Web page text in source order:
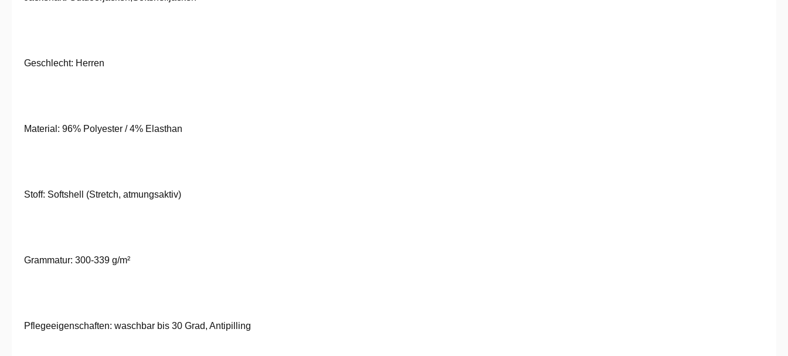
Geschlecht: Herren
Material: 96% Polyester / 4% Elasthan
Stoff: Softshell (Stretch, atmungsaktiv)
Grammatur: 300-339 g/m²
Pflege­eigenschaften: waschbar bis 30 Grad, Antipilling